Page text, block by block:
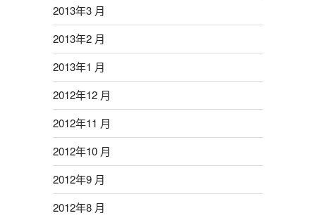
2013年3 月
2013年2 月
2013年1 月
2012年12 月
2012年11 月
2012年10 月
2012年9 月
2012年8 月